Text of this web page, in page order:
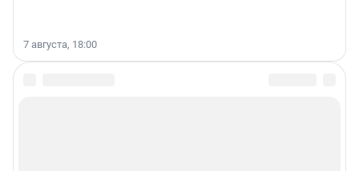
7 августа, 18:00